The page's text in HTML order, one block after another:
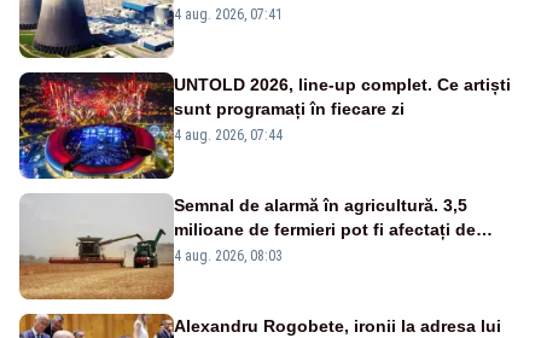
zile
4 aug. 2026, 07:41
UNTOLD 2026, line-up complet. Ce artiști
sunt programați în fiecare zi
4 aug. 2026, 07:44
Semnal de alarmă în agricultură. 3,5
milioane de fermieri pot fi afectați de
strategia pentru conservarea
4 aug. 2026, 08:03
Alexandru Rogobete, ironii la adresa lui